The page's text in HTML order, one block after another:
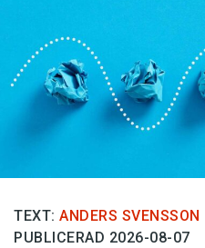
TEXT: ANDERS SVENSSON
PUBLICERAD 2026-08-07